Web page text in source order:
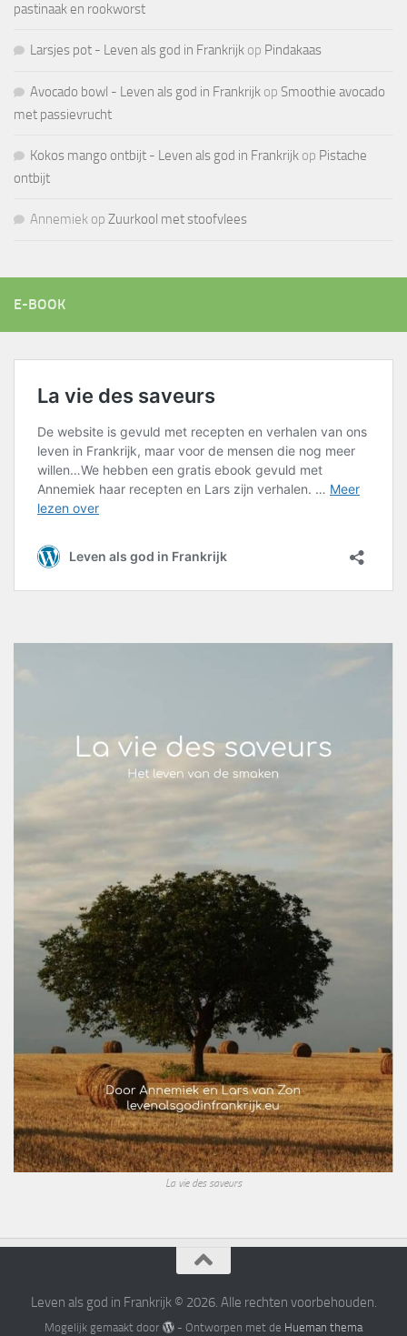
pastinaak en rookworst
Larsjes pot - Leven als god in Frankrijk op Pindakaas
Avocado bowl - Leven als god in Frankrijk op Smoothie avocado
met passievrucht
Kokos mango ontbijt - Leven als god in Frankrijk op Pistache
ontbijt
Annemiek op Zuurkool met stoofvlees
E-BOOK
La vie des saveurs
Leven als god in Frankrijk © 2026. Alle rechten voorbehouden.
Mogelijk gemaakt door - Ontworpen met de Hueman thema